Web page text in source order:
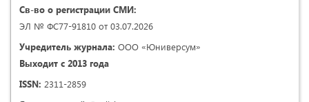
Св-во о регистрации СМИ:
ЭЛ № ФС77-91810 от 03.07.2026
Учредитель журнала: ООО «Юниверсум»
Выходит с 2013 года
ISSN: 2311-2859